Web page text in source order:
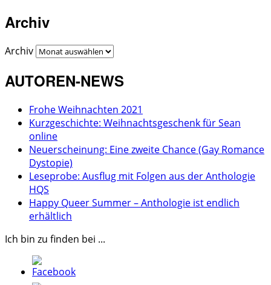
Archiv
Archiv
AUTOREN-NEWS
Frohe Weihnachten 2021
Kurzgeschichte: Weihnachtsgeschenk für Sean
online
Neuerscheinung: Eine zweite Chance (Gay Romance
Dystopie)
Leseprobe: Ausflug mit Folgen aus der Anthologie
HQS
Happy Queer Summer – Anthologie ist endlich
erhältlich
Ich bin zu finden bei ...